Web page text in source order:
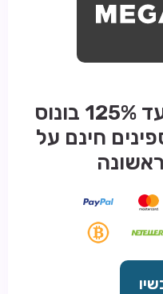
בונוס קבלת פנים: עד 125% בונוס
€450 + 250 ספינים חינם על